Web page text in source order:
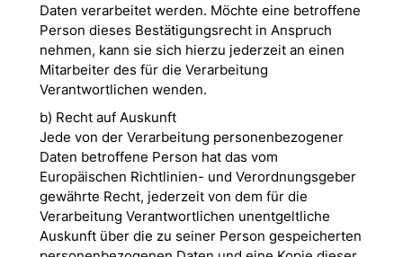
Daten verarbeitet werden. Möchte eine betroffene
Person dieses Bestätigungsrecht in Anspruch
nehmen, kann sie sich hierzu jederzeit an einen
Mitarbeiter des für die Verarbeitung
Verantwortlichen wenden.
b) Recht auf Auskunft
Jede von der Verarbeitung personenbezogener
Daten betroffene Person hat das vom
Europäischen Richtlinien- und Verordnungsgeber
gewährte Recht, jederzeit von dem für die
Verarbeitung Verantwortlichen unentgeltliche
Auskunft über die zu seiner Person gespeicherten